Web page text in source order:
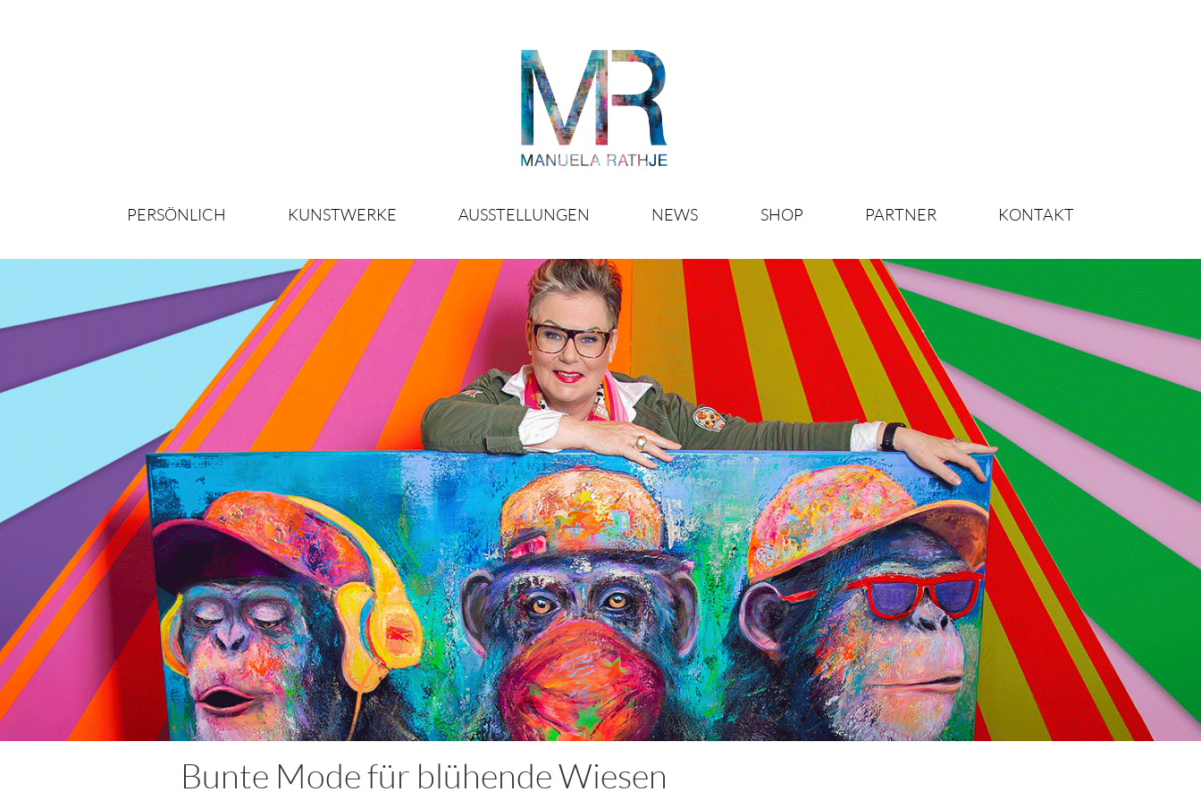
PERSÖNLICH KUNSTWERKE AUSSTELLUNGEN NEWS SHOP PARTNER KONTAKT
Bunte Mode für blühende Wiesen